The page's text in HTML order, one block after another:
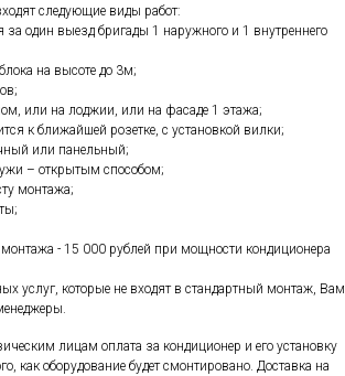
следующие виды работ:
за один выезд бригады 1 наружного и 1 внутреннего
на высоте до 3м;
или на лоджии, или на фасаде 1 этажа;
к ближайшей розетке, с установкой вилки;
или панельный;
– открытым способом;
монтажа;
монтажа - 15 000 рублей при мощности кондиционера
услуг, которые не входят в стандартный монтаж, Вам
лицам оплата за кондиционер и его установку
как оборудование будет смонтировано. Доставка на